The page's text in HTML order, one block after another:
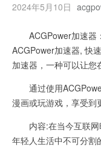
2024年5月10日
ACGPower加速器
ACGPower加速器, 快
加速器，一种可以让您
通过使用ACGPower
漫画或玩游戏，享受到
内容:在当今互联网
年轻人生活中不可分割